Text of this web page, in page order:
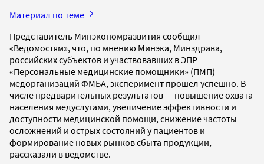
Материал по теме
Представитель Минэкономразвития сообщил
«Ведомостям», что, по мнению Минэка, Минздрава,
российских субъектов и участвовавших в ЭПР
«Персональные медицинские помощники» (ПМП)
медорганизаций ФМБА, эксперимент прошел успешно. В
числе предварительных результатов — повышение охвата
населения медуслугами, увеличение эффективности и
доступности медицинской помощи, снижение частоты
осложнений и острых состояний у пациентов и
формирование новых рынков сбыта продукции,
рассказали в ведомстве.